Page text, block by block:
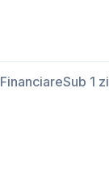
FinanciareSub 1 zi